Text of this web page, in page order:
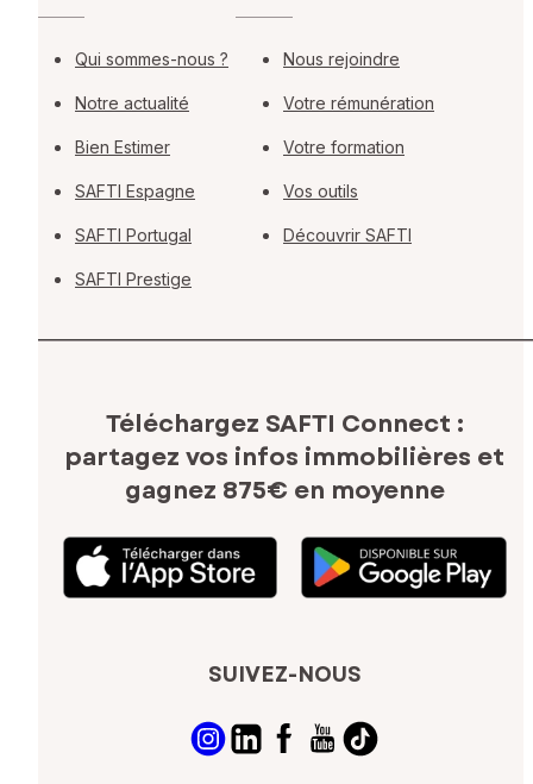
Qui sommes-nous ?
Notre actualité
Bien Estimer
SAFTI Espagne
SAFTI Portugal
SAFTI Prestige
Nous rejoindre
Votre rémunération
Votre formation
Vos outils
Découvrir SAFTI
Téléchargez SAFTI Connect :
partagez vos infos immobilières et
gagnez 875€ en moyenne
SUIVEZ-NOUS